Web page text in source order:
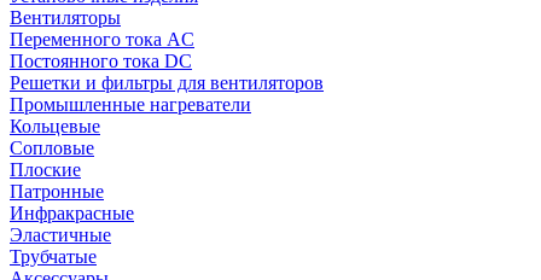
Вентиляторы
Переменного тока AC
Постоянного тока DC
Решетки и фильтры для вентиляторов
Промышленные нагреватели
Кольцевые
Сопловые
Плоские
Патронные
Инфракрасные
Эластичные
Трубчатые